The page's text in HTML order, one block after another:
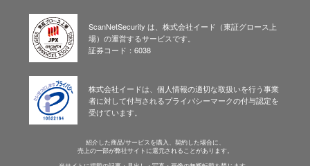
ScanNetSecurity は、株式会社イード（東証グロース上
場）の運営するサービスです。
証券コード：6038
株式会社イードは、個人情報の適切な取扱いを行う事業
者に対して付与されるプライバシーマークの付与認定を
受けています。
紹介した商品/サービスを購入、契約した場合に、
売上の一部が弊社サイトに還元されることがあります。